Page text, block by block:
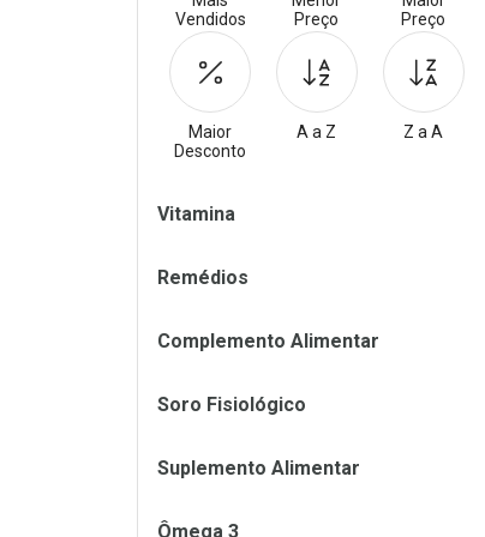
Vendidos
Preço
Preço
Maior
Desconto
A a Z Z a A
Filtros
Vitamina
Remédios
Complemento Alimentar
Soro Fisiológico
Suplemento Alimentar
Ômega 3